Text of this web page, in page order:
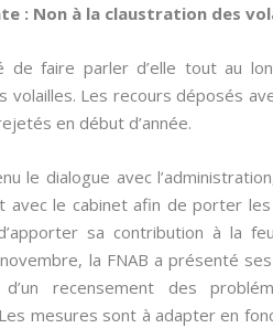
: Non à la claustration des
de faire parler d’elle tout au
Les recours déposés
en début d’année.
le dialogue avec
le cabinet afin de porter les
sa contribution à la
novembre, la FNAB a présenté
recensement des
mesures sont à adapter en